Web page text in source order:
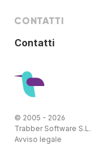
CONTATTI
Contatti
© 2005 - 2026
Trabber Software S.L.
Avviso legale